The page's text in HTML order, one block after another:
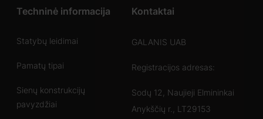
Techninė informacija
Statybų leidimai
Pamatų tipai
Sienų konstrukcijų
pavyzdžiai
Kontaktai
GALANIS UAB
Registracijos adresas:
Sodų 12, Naujieji Elmininkai
Anykščių r., LT29153